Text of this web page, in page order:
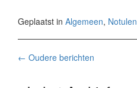
Geplaatst in Algemeen, Notulen
Berichten
← Oudere berichten